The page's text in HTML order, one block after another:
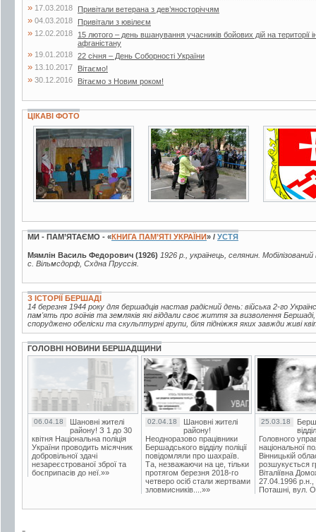
» 17.03.2018 Привітали ветерана з дев’яносторіччям
» 04.03.2018 Привітали з ювілеєм
» 12.02.2018
15 лютого – день вшанування учасників бойових дій на території
афганістану
» 19.01.2018 22 січня – День Соборності України
» 13.10.2017 Вітаємо!
» 30.12.2016 Вітаємо з Новим роком!
ЦІКАВІ ФОТО
9 фото 4 фото
МИ - ПАМ’ЯТАЄМО - «КНИГА ПАМ’ЯТІ УКРАЇНИ» / УСТЯ
Мямлін Василь Федорович (1926) 1926 р., українець, селянин.
с. Вільмсдорф, Схдна Пруссія.
З ІСТОРІЇ БЕРШАДІ
14 березня 1944 року для бершадців настав радісний день: війська 2-го
пам'ять про воїнів та земляків які віддали своє життя за визволення
споруджено обеліски та скульптурні групи, біля підніжжя яких завжди живі
ГОЛОВНІ НОВИНИ БЕРШАДЩИНИ
06.04.18
Шановні жителі
району! З 1 до 30
квітня Національна поліція
України проводить місячник
добровільної здачі
незареєстрованої зброї та
боєприпасів до неї.»»
02.04.18
Шановні жителі
району!
Неодноразово працівники
Бершадського відділу поліції
повідомляли про шахраїв.
Та, незважаючи на це, тільки
протягом березня 2018-го
четверо осіб стали жертвами
зловмисників....»»
25.03.18
Головного
національної
Вінницькій
розшукується
Віталіївна
27.04.1996 р.н.,
Поташні, вул.